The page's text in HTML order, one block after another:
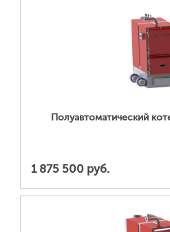
Полуавтоматический
1 875 500 руб.